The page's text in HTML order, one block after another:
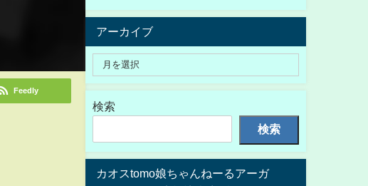
Feedly
アーカイブ
検索
検索
カオスtomo娘ちゃんねーるアーガ